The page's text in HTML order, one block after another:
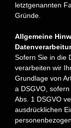
letztgenannten
Gründe.
Allgemeine
Sofern Sie in die
verarbeiten wir
Grundlage von
a DSGVO,
Abs. 1 DSGVO
ausdrücklichen